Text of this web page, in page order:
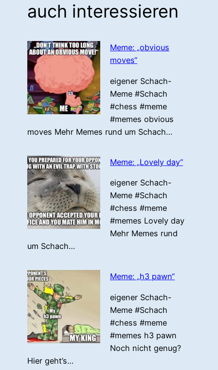
auch interessieren
Meme: „obvious
moves“
eigener Schach-
Meme #Schach
#chess #meme
#memes obvious
moves Mehr Memes rund um Schach…
Meme: „Lovely day“
eigener Schach-
Meme #Schach
#chess #meme
#memes Lovely day
Mehr Memes rund
um Schach…
Meme: „h3 pawn“
eigener Schach-
Meme #Schach
#chess #meme
#memes h3 pawn
Noch nicht genug?
Hier geht’s…